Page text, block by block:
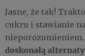
Jasne, że tak!
cukru i stawianie
nieporozumieniem.
doskonałą